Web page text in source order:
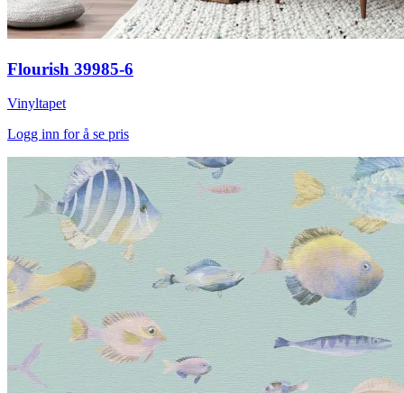
Flourish 39985-6
Vinyltapet
Logg inn for å se pris